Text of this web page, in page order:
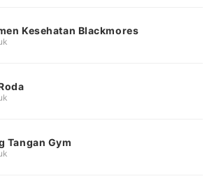
Kesehatan Blackmores
Tangan Gym